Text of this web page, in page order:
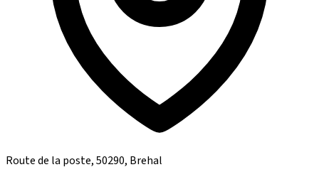
Route de la poste, 50290, Brehal